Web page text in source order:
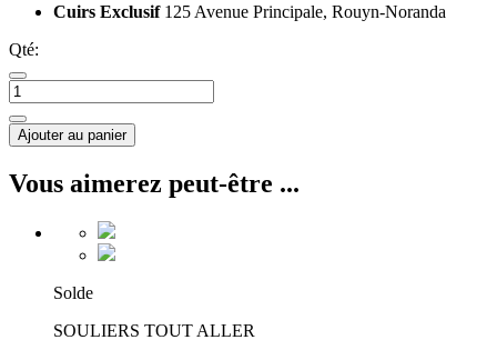
Cuirs Exclusif 125 Avenue Principale, Rouyn-Noranda
Qté:
Ajouter au panier
Vous aimerez peut-être ...
Solde
SOULIERS TOUT ALLER